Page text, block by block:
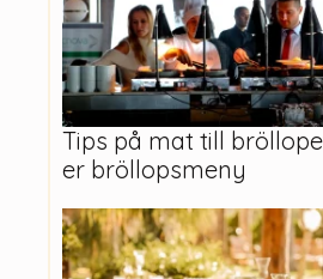
Tips på mat till
er bröllopsmeny